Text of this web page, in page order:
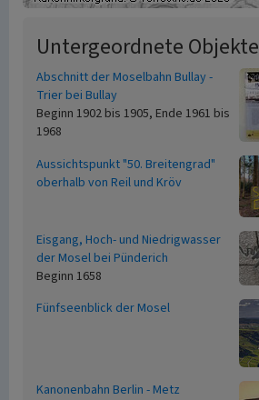
Untergeordnete Objekte
Abschnitt der Moselbahn Bullay -
Trier bei Bullay
Beginn 1902 bis 1905, Ende 1961 bis
1968
Aussichtspunkt "50. Breitengrad"
oberhalb von Reil und Kröv
Eisgang, Hoch- und Niedrigwasser
der Mosel bei Pünderich
Beginn 1658
Fünfseenblick der Mosel
Kanonenbahn Berlin - Metz